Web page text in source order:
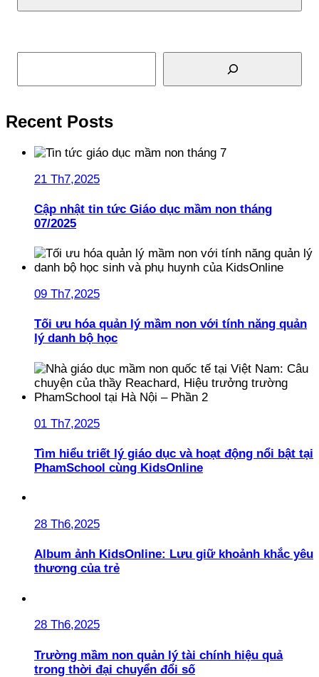
Tìm kiếm
Recent Posts
21 Th7,2025
Cập nhật tin tức Giáo dục mầm non tháng
07/2025
09 Th7,2025
Tối ưu hóa quản lý mầm non với tính năng quản
lý danh bộ học
01 Th7,2025
Tìm hiểu triết lý giáo dục và hoạt động nổi bật tại
PhamSchool cùng KidsOnline
28 Th6,2025
Album ảnh KidsOnline: Lưu giữ khoảnh khắc yêu
thương của trẻ
28 Th6,2025
Trường mầm non quản lý tài chính hiệu quả
trong thời đại chuyển đổi số